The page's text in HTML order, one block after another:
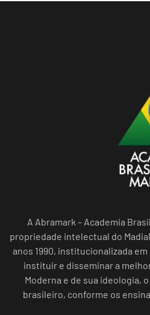
A Abramark – Academia
propriedade intelectual do
anos 1990, institucionalizada
instituir e disseminar a
Moderna e de sua ideologia,
brasileiro, conforme os